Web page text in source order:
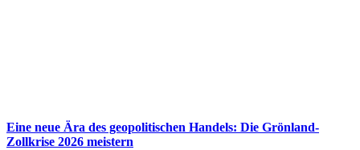
Eine neue Ära des geopolitischen Handels: Die Grönland-
Zollkrise 2026 meistern